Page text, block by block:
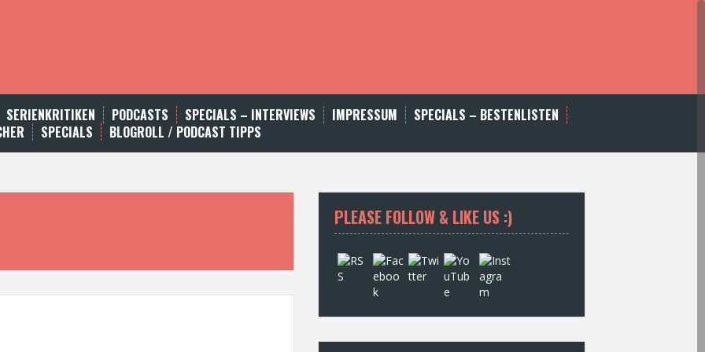
SERIENKRITIKEN PODCASTS SPECIALS – INTERVIEWS IMPRESSUM
SPECIALS – BESTENLISTEN
SPECIALS BLOGROLL / PODCAST TIPPS
PLEASE FOLLOW & LIKE US :)